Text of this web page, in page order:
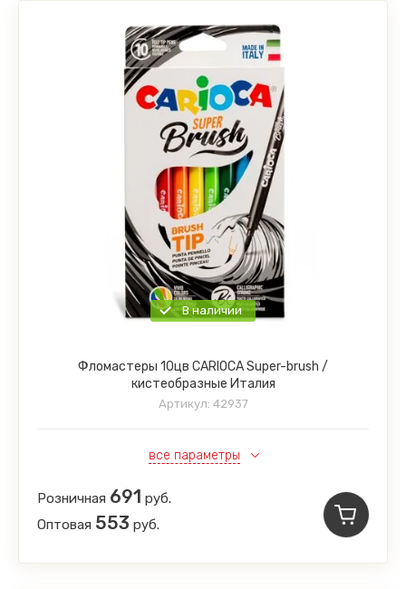
В наличии
Фломастеры 10цв CARIOCA Super-brush /
кистеобразные Италия
Артикул: 42937
все параметры
Розничная 691 руб.
Оптовая 553 руб.